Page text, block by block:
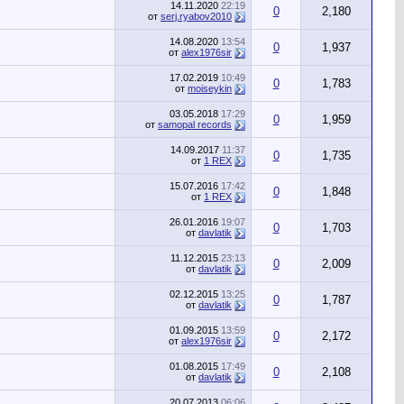
14.11.2020 22:19
от serj.ryabov2010 0 2,180
14.08.2020 13:54
от alex1976sir 0 1,937
17.02.2019 10:49
от moiseykin 0 1,783
03.05.2018 17:29
от samopal records 0 1,959
14.09.2017 11:37
от 1 REX 0 1,735
15.07.2016 17:42
от 1 REX 0 1,848
26.01.2016 19:07
от davlatik 0 1,703
11.12.2015 23:13
от davlatik 0 2,009
02.12.2015 13:25
от davlatik 0 1,787
01.09.2015 13:59
от alex1976sir 0 2,172
01.08.2015 17:49
от davlatik 0 2,108